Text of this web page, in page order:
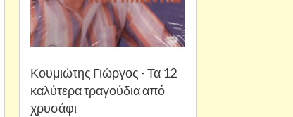
Κουμιώτης Γιώργος - Τα 12
καλύτερα τραγούδια από
χρυσάφι